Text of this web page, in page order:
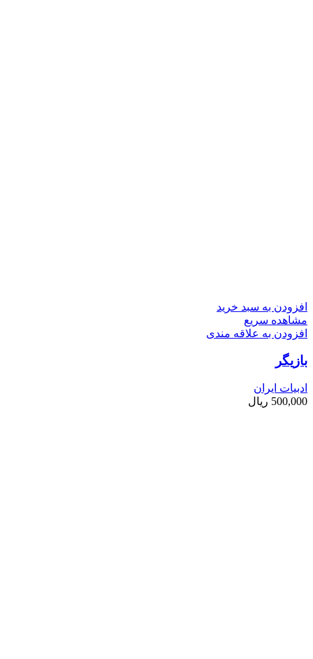
افزودن به سبد خرید
مشاهده سریع
افزودن به علاقه مندی
بازیگر
ادبیات ایران
500,000 ریال